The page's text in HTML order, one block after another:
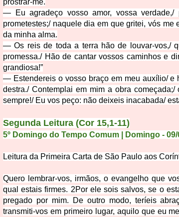
—
Eu agradeço vosso amor, vossa verdade,/
prometestes;/naquele dia em que gritei, vós me
da minha alma.
—Os reis de toda a terra hão de louvar-vos,/
promessa./ Hão de cantar vossos caminhos e
grandiosa!”
— Estendereis o vosso braço em meu auxílio/e
destra./Contemplai em mim a obra começada;/
sempre!/Eu vos peço: não deixeis inacabada/
Segunda Leitura (Cor 15,1-11)
5º Domingo do Tempo Comum | Domingo - 09/
Leitura da Primeira Carta de São Paulo aos
Quero lembrar-vos, irmãos, o evangelho que
qual estais firmes. 2Por ele sois salvos, se o
pregado por mim. De outro modo, teríeis
transmiti-vos em primeiro lugar, aquilo que eu